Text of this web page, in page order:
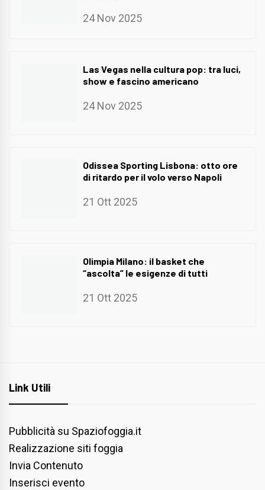
24 Nov 2025
Las Vegas nella cultura pop: tra luci,
show e fascino americano
24 Nov 2025
Odissea Sporting Lisbona: otto ore
di ritardo per il volo verso Napoli
21 Ott 2025
Olimpia Milano: il basket che
“ascolta” le esigenze di tutti
21 Ott 2025
Link Utili
Pubblicità su Spaziofoggia.it
Realizzazione siti foggia
Invia Contenuto
Inserisci evento